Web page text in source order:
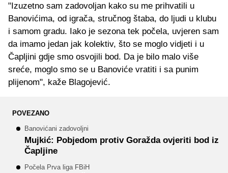
"Izuzetno sam zadovoljan kako su me prihvatili u
Banovićima, od igrača, stručnog štaba, do ljudi u klubu
i samom gradu. Iako je sezona tek počela, uvjeren sam
da imamo jedan jak kolektiv, što se moglo vidjeti i u
Čapljini gdje smo osvojili bod. Da je bilo malo više
sreće, moglo smo se u Banoviće vratiti i sa punim
plijenom", kaže Blagojević.
POVEZANO
Banovićani zadovoljni
Mujkić: Pobjedom protiv Goražda ovjeriti bod iz
Čapljine
Počela Prva liga FBiH